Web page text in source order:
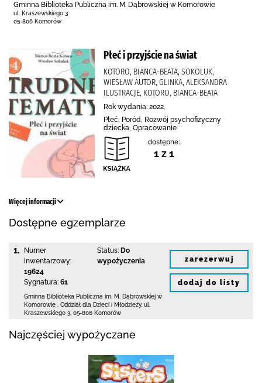
Gminna Biblioteka Publiczna im. M. Dąbrowskiej w Komorowie
ul. Kraszewskiego 3
05-806 Komorów
Płeć i przyjście na świat
KOTORO, BIANCA-BEATA, SOKOLUK,
WIESŁAW AUTOR, GLINKA, ALEKSANDRA
ILUSTRACJE, KOTORO, BIANCA-BEATA
Rok wydania: 2022.
Płeć, Poród, Rozwój psychofizyczny
dziecka, Opracowanie
dostępne:
1 z 1
Więcej informacji
Dostępne egzemplarze
1.
Numer
inwentarzowy:
19624
Sygnatura: 61
Status: Do
wypożyczenia
Gminna Biblioteka Publiczna im. M. Dąbrowskiej w
Komorowie
Oddział dla Dzieci i Młodzieży, ul.
Kraszewskiego 3 05-806 Komorów
zarezerwuj
dodaj do listy
Najczęściej wypożyczane